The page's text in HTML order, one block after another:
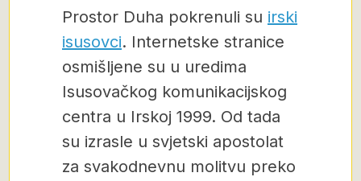
Prostor Duha pokrenuli su irski
isusovci. Internetske stranice
osmišljene su u uredima
Isusovačkog komunikacijskog
centra u Irskoj 1999. Od tada
su izrasle u svjetski apostolat
za svakodnevnu molitvu preko